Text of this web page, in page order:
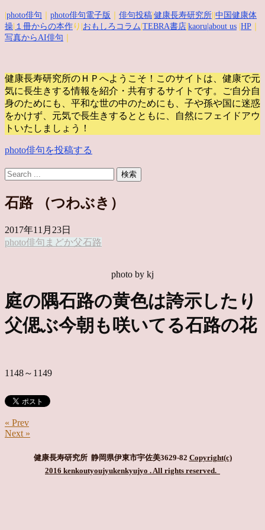
photo俳句 photo俳句電子版 俳句投稿 健康長寿研究所 中国健康体
操 １冊からの本作 り| おもしろコラム TEBRA書店 kaoru |about us HP
写真からAI俳句
健康長寿研究所のＨＰへようこそ！このサイトは、健康で元
気に長生きする情報を紹介・共有するサイトです。
ご自分自
身のためにも、平和な世の中のためにも、子や孫や国に迷惑
をかけず、元気で長生きするとともに、自然にフェイドアウ
トいたしましょう！
photo俳句を投稿する
石路 （つわぶき）
2017年11月23日
photo俳句 まどか父石路
photo by kj
庭の隅石路の黄色は誇示したり
父偲ぶ今朝も咲いてる石路の花
1148～1149
« Prev
Next »
健康長寿研究所 静岡県伊東市宇佐美3629-82 Copyright(c)
2016 kenkoutyoujyukenkyujyo . All rights reserved.